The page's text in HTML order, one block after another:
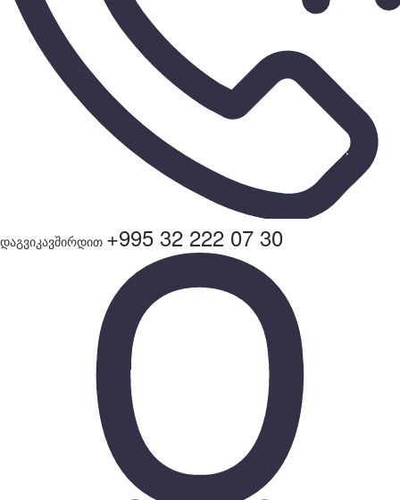
დაგვიკავშირდით +995 32 222 07 30